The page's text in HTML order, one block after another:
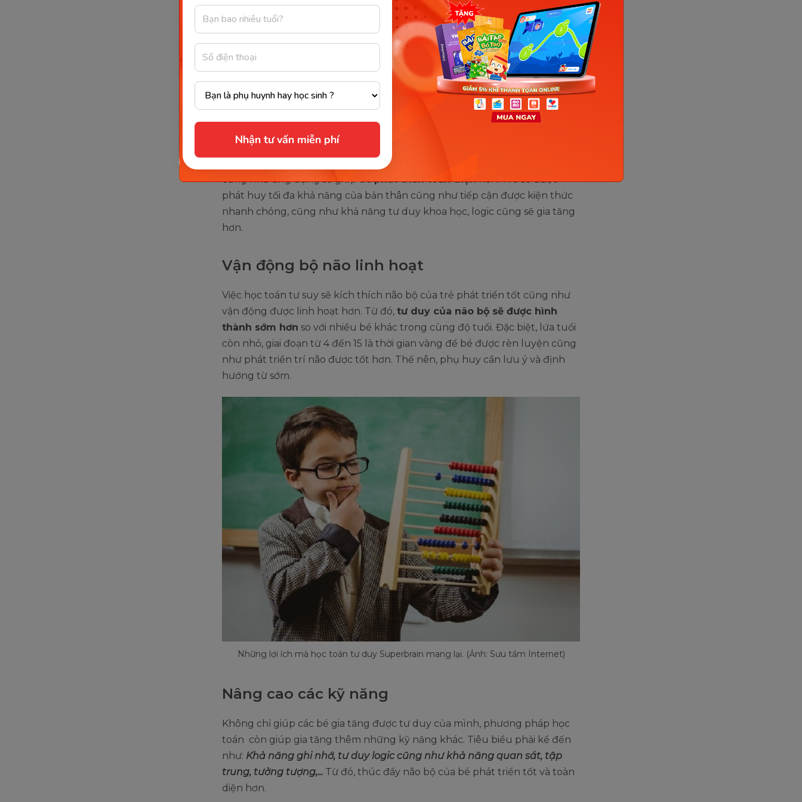
Nhận tư vấn miễn phí
thành công phương pháp học toán tư duy. Bởi lẽ, cách thức học này tương
đối mới lạ nhưng cũng rất hữu ích và mang đến cho trẻ sự phát triển toàn
diện hơn. Cùng Monkey điểm qua những lợi ích mà học toán tư duy
Superbrain mang lại ngay dưới đây.
Nâng cao khả năng Logic
não bộ, đặc biệt trong độ tuổi từ 4 - 14 tuổi. Việc cho trẻ được tiếp xúc với
phương pháp học tập hiện đại, mới lạ và đã được nhiều quốc gia phát triển
cũng như ứng dụng sẽ giúp béphát triển toàn diệnhơn. Trẻ sẽ được
phát huy tối đa khả năng của bản thân cũng như tiếp cận được kiện thức
nhanh chóng, cũng như khả năng tư duy khoa học, logic cũng sẽ gia tăng
hơn.
Vận động bộ não linh hoạt
Việc học toán tư suy sẽ kích thích não bộ của trẻ phát triển tốt cũng như
vận động được linh hoạt hơn. Từ đó, tư duy của não bộ sẽ được hình
thành sớm hơn so với nhiều bé khác trong cùng độ tuổi. Đặc biệt, lứa tuổi
còn nhỏ, giai đoạn từ 4 đến 15 là thời gian vàng để bé được rèn luyện cũng
như phát triển trí não được tốt hơn. Thế nên, phụ huy cần lưu ý và định
hướng từ sớm.
Những lợi ích mà học toán tư duy Superbrain mang lại. (Ảnh: Sưu tầm Internet)
Nâng cao các kỹ năng
Không chỉ giúp các bé gia tăng được tư duy của mình, phương pháp học
toán còn giúp gia tăng thêm những kỹ năng khác. Tiêu biểu phải kể đến
như: Khả năng ghi nhớ, tư duy logic cũng như khả năng quan sát, tập
trung, tưởng tượng,... Từ đó, thúc đẩy não bộ của bé phát triển tốt và toàn
diện hơn.